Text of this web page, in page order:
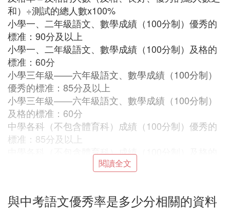
和）÷測試的總人數x100%
小學一、二年級語文、數學成績（100分制）優秀的
標准：90分及以上
小學一、二年級語文、數學成績（100分制）及格的
標准：60分
小學三年級——六年級語文、數學成績（100分制）
優秀的標准：85分及以上
小學三年級——六年級語文、數學成績（100分制）
及格的標准：60分
中學各科（不包含體育科）成績（100分制）優秀的
標准：85分及以上
中學各科（不包含體育科）成績（100分制）及格的
閱讀全文
與中考語文優秀率是多少分相關的資料